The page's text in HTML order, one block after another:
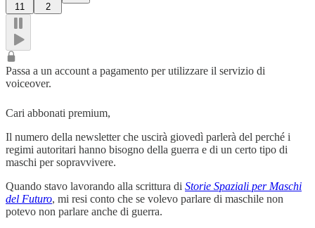
11 2
Passa a un account a pagamento per utilizzare il servizio di
voiceover.
Cari abbonati premium,
Il numero della newsletter che uscirà giovedì parlerà del perché i
regimi autoritari hanno bisogno della guerra e di un certo tipo di
maschi per sopravvivere.
Quando stavo lavorando alla scrittura di Storie Spaziali per Maschi
del Futuro, mi resi conto che se volevo parlare di maschile non
potevo non parlare anche di guerra.